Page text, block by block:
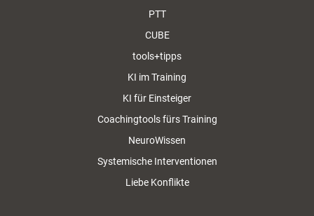
PTT
CUBE
tools+tipps
KI im Training
KI für Einsteiger
Coachingtools fürs Training
NeuroWissen
Systemische Interventionen
Liebe Konflikte